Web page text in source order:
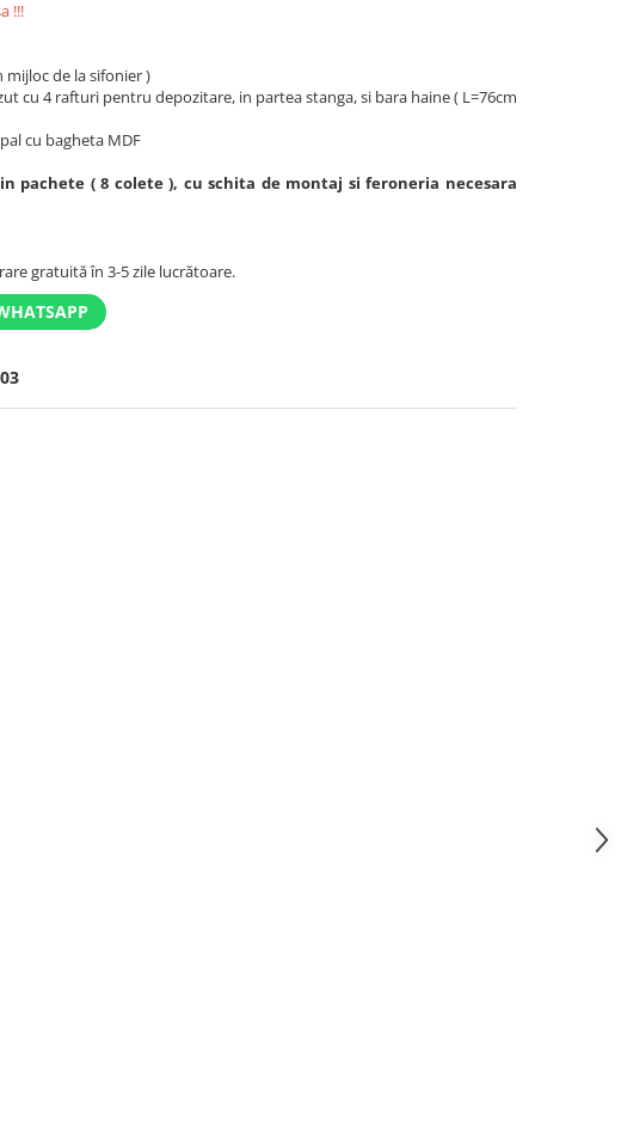
!!!
mijloc de la sifonier )
cu 4 rafturi pentru depozitare, in partea stanga, si bara haine ( L=76cm
cu bagheta MDF
pachete ( 8 colete ), cu schita de montaj si feroneria necesara
gratuită în 3-5 zile lucrătoare.